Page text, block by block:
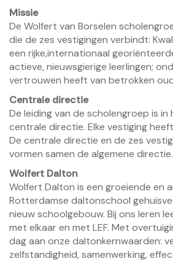
Missie
De Wolfert van Borselen
die de zes vestigingen verbindt:
een rijke,internationaal
actieve, nieuwsgierige leerlingen;
vertrouwen heeft van betrokken
Centrale directie
De leiding van de scholengroep is in
centrale directie. Elke vestiging
De centrale directie en de zes
vormen samen de algemene directie.
Wolfert Dalton
Wolfert Dalton is een groeiende en
Rotterdamse daltonschool
nieuw schoolgebouw. Bij ons leren
met elkaar en met LEF. Met
dag aan onze daltonkernwaarden:
zelfstandigheid, samenwerking,